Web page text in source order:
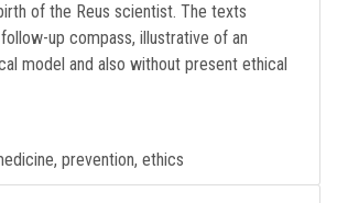
of the Reus scientist. The texts
up compass, illustrative of an
model and also without present ethical
prevention, ethics